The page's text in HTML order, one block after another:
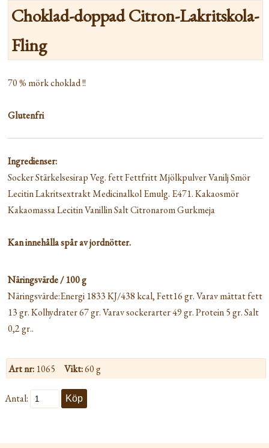
Choklad-doppad Citron-Lakritskola-
Fling
70 % mörk choklad !!
Glutenfri
Ingredienser:
Socker Stärkelsesirap Veg. fett Fettfritt Mjölkpulver Vanilj Smör
Lecitin Lakritsextrakt Medicinalkol Emulg. E471. Kakaosmör
Kakaomassa Lecitin Vanillin Salt Citronarom Gurkmeja
Kan innehålla spår av jordnötter.
Näringsvärde / 100 g
Näringsvärde:Energi 1833 KJ/438 kcal, Fett16 gr. Varav mättat fett
13 gr. Kolhydrater 67 gr. Varav sockerarter 49 gr. Protein 5 gr. Salt
0,2 gr..
Art nr: 1065Vikt:60 g
Antal: